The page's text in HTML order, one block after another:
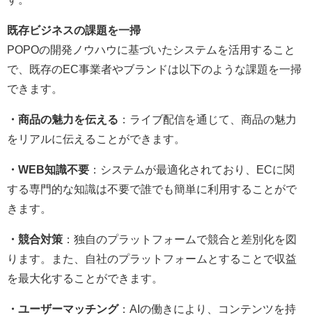
既存ビジネスの課題を一掃
POPOの開発ノウハウに基づいたシステムを活用すること
で、既存のEC事業者やブランドは以下のような課題を一掃
できます。
・商品の魅力を伝える ：ライブ配信を通じて、商品の魅力
をリアルに伝えることができます。
・WEB知識不要 ：システムが最適化されており、ECに関
する専門的な知識は不要で誰でも簡単に利用することがで
きます。
・競合対策 ：独自のプラットフォームで競合と差別化を図
ります。また、自社のプラットフォームとすることで収益
を最大化することができます。
・ユーザーマッチング：AIの働きにより、コンテンツを持